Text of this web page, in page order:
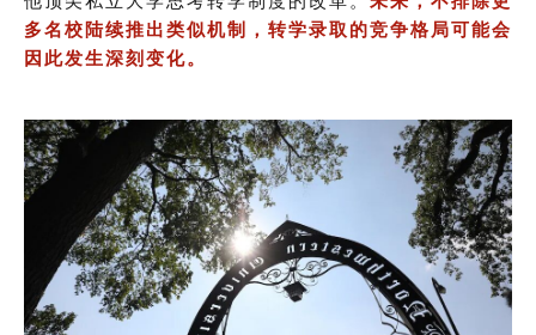
多名校陆续推出类似机制，转学录取的竞争格局可能会
因此发生深刻变化。